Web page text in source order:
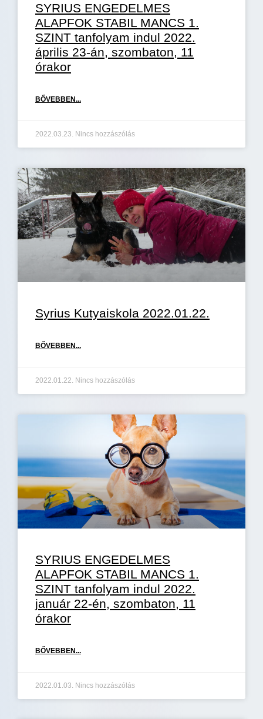
SYRIUS ENGEDELMES
ALAPFOK STABIL MANCS 1.
SZINT tanfolyam indul 2022.
április 23-án, szombaton, 11
órakor
BŐVEBBEN...
2022.03.23. Nincs hozzászólás
Syrius Kutyaiskola 2022.01.22.
BŐVEBBEN...
2022.01.22. Nincs hozzászólás
SYRIUS ENGEDELMES
ALAPFOK STABIL MANCS 1.
SZINT tanfolyam indul 2022.
január 22-én, szombaton, 11
órakor
BŐVEBBEN...
2022.01.03. Nincs hozzászólás